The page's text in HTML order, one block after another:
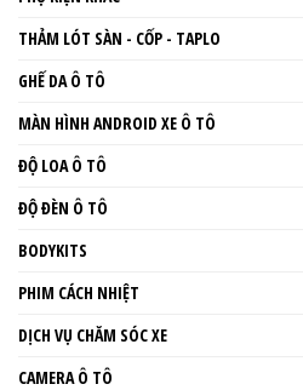
THẢM LÓT SÀN - CỐP - TAPLO
GHẾ DA Ô TÔ
MÀN HÌNH ANDROID XE Ô TÔ
ĐỘ LOA Ô TÔ
ĐỘ ĐÈN Ô TÔ
BODYKITS
PHIM CÁCH NHIỆT
DỊCH VỤ CHĂM SÓC XE
CAMERA Ô TÔ